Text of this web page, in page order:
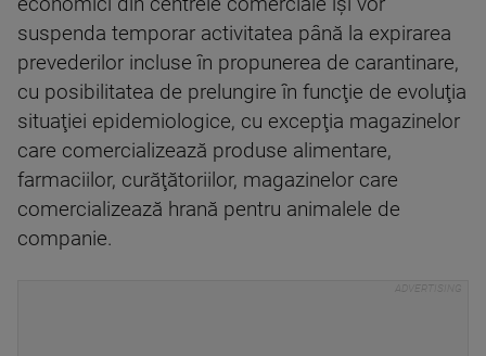
suspenda temporar activitatea până la expirarea
prevederilor incluse în propunerea de carantinare,
cu posibilitatea de prelungire în funcţie de evoluţia
situaţiei epidemiologice, cu excepţia magazinelor
care comercializează produse alimentare,
farmaciilor, curăţătoriilor, magazinelor care
comercializează hrană pentru animalele de
companie.